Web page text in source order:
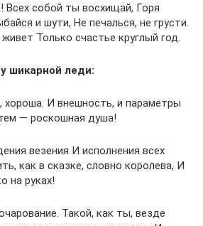
Всех собой ты восхищай, Горя
и шути, Не печалься, не грусти.
Только счастье круглый год.
шикарной леди:
хороша. И внешность, и параметры
— роскошная душа!
везения И исполнения всех
как в сказке, словно королева, И
на руках!
Такой, как ты, везде